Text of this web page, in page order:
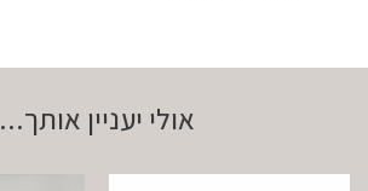
אולי יעניין אותך...